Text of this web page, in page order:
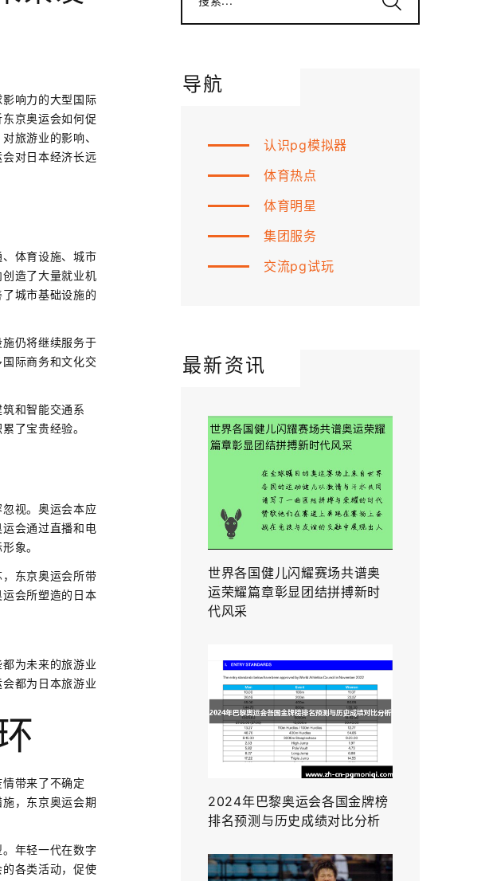
响力的大型国际
京奥运会如何促
旅游业的影响、
对日本经济长远
体育设施、城市
造了大量就业机
城市基础设施的
仍将继续服务于
际商务和文化交
和智能交通系
了宝贵经验。
视。奥运会本应
会通过直播和电
象。
东京奥运会所带
会所塑造的日本
为未来的旅游业
都为日本旅游业
带来了不确定
，东京奥运会期
年轻一代在数字
各类活动，促使
导航
认识pg模拟器
体育热点
体育明星
集团服务
交流pg试玩
最新资讯
世界各国健儿闪耀赛场共谱奥
运荣耀篇章彰显团结拼搏新时
代风采
2024年巴黎奥运会各国金牌榜
排名预测与历史成绩对比分析